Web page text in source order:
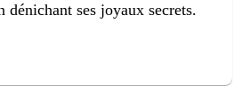
dénichant ses joyaux secrets.